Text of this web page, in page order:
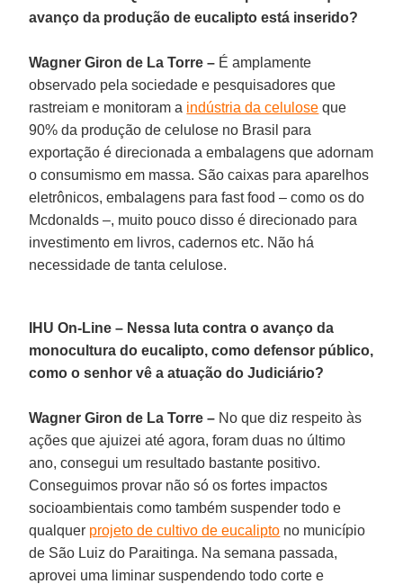
avanço da produção de eucalipto está inserido?
Wagner Giron de La Torre – É amplamente
observado pela sociedade e pesquisadores que
rastreiam e monitoram a indústria da celulose que
90% da produção de celulose no Brasil para
exportação é direcionada a embalagens que adornam
o consumismo em massa. São caixas para aparelhos
eletrônicos, embalagens para fast food – como os do
Mcdonalds –, muito pouco disso é direcionado para
investimento em livros, cadernos etc. Não há
necessidade de tanta celulose.
IHU On-Line – Nessa luta contra o avanço da
monocultura do eucalipto, como defensor público,
como o senhor vê a atuação do Judiciário?
Wagner Giron de La Torre – No que diz respeito às
ações que ajuizei até agora, foram duas no último
ano, consegui um resultado bastante positivo.
Conseguimos provar não só os fortes impactos
socioambientais como também suspender todo e
qualquer projeto de cultivo de eucalipto no município
de São Luiz do Paraitinga. Na semana passada,
aprovei uma liminar suspendendo todo corte e